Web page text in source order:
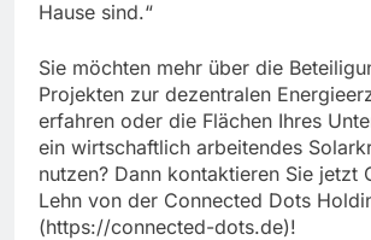
Hause sind.“
Sie möchten mehr über die
Projekten zur dezentralen
erfahren oder die Flächen Ihres
ein wirtschaftlich arbeitendes
nutzen? Dann kontaktieren Sie jetzt
Lehn von der Connected Dots
(https://connected-dots.de)!